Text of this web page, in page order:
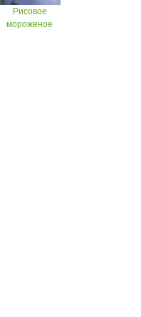
Рисовое
мороженое